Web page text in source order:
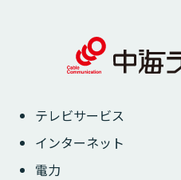
テレビサービス
インターネット
電力